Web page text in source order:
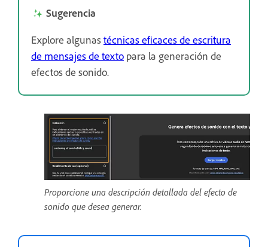
Sugerencia
Explore algunastécnicas eficaces de escritura
de mensajes de texto para la generación de
efectos de sonido.
Proporcione una descripción detallada del efecto de
sonido que desea generar.